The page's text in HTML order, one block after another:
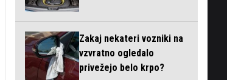
Zakaj nekateri vozniki na
vzvratno ogledalo
privežejo belo krpo?